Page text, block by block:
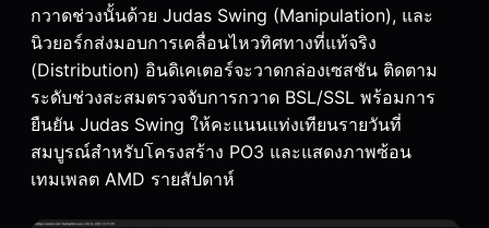
กวาดช่วงนั้นด้วย Judas Swing (Manipulation), และ
นิวยอร์กส่งมอบการเคลื่อนไหวทิศทางที่แท้จริง
(Distribution) อินดิเคเตอร์จะวาดกล่องเซสชัน ติดตาม
ระดับช่วงสะสมตรวจจับการกวาด BSL/SSL พร้อมการ
ยืนยัน Judas Swing ให้คะแนนแท่งเทียนรายวันที่
สมบูรณ์สำหรับโครงสร้าง PO3 และแสดงภาพซ้อน
เทมเพลต AMD รายสัปดาห์